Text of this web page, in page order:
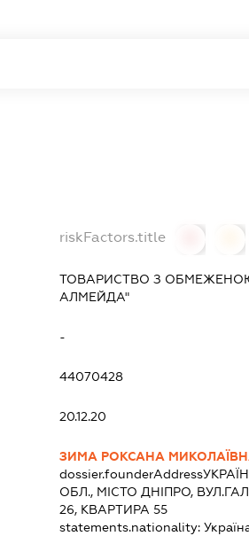
riskFactors.title
ТОВАРИСТВО З
АЛМЕЙДА"
-
44070428
20.12.20
ЗИМА РОКСАНА
dossier.founderAddress
ОБЛ., МІСТО ДНІПРО,
26, КВАРТИРА 55
statements.nationality: